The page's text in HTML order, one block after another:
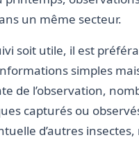
un même secteur.
soit utile, il est
simples
de l’observation,
capturés ou
d’autres